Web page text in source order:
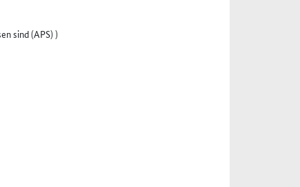
sind (APS) )